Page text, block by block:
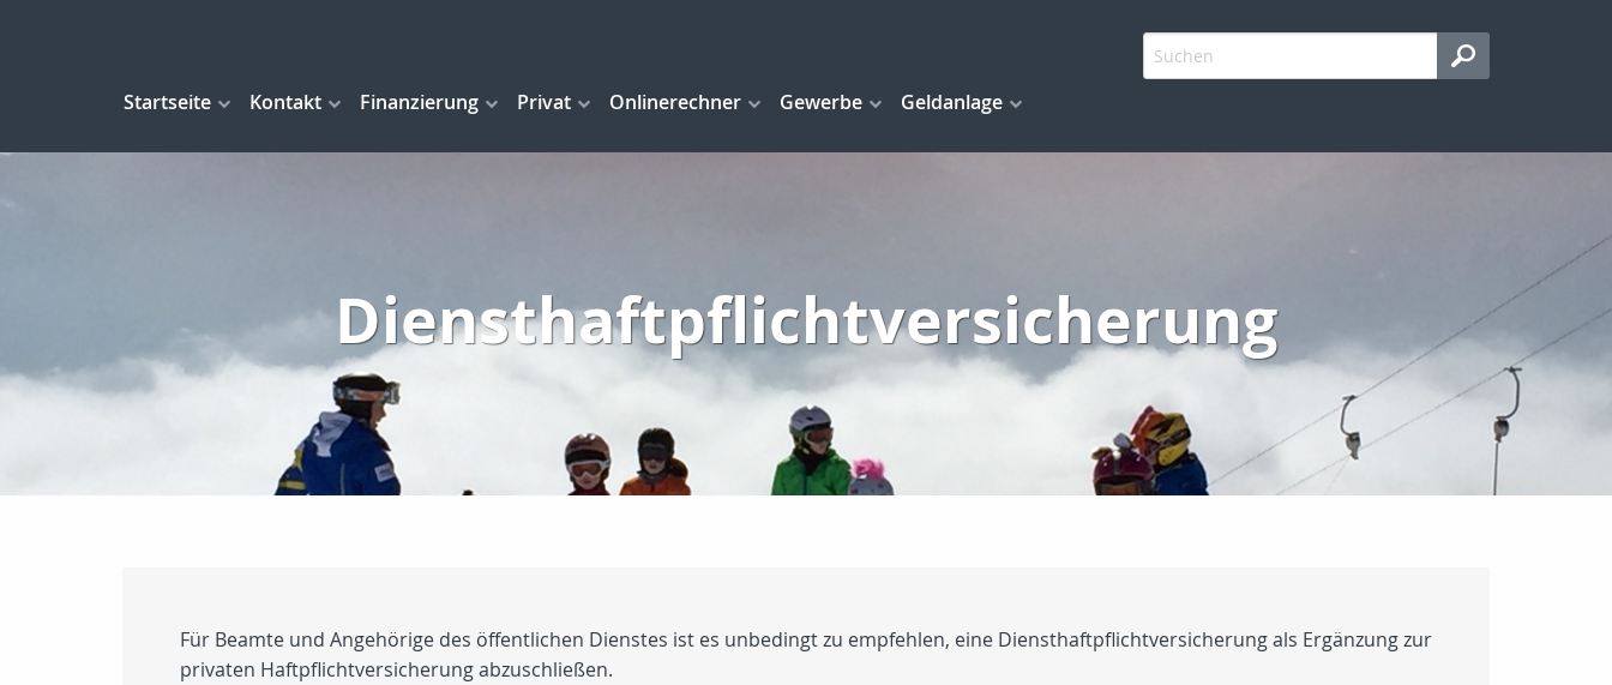
Startseite Kontakt Finanzierung Privat Onlinerechner Gewerbe Geldanlage
Diensthaftpflichtversicherung
Für Beamte und Angehörige des öffentlichen Dienstes ist es unbedingt zu empfehlen, eine Diensthaftpflichtversicherung als Ergänzung zur
privaten Haftpflichtversicherung abzuschließen.